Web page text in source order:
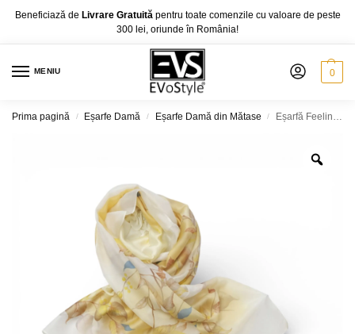
Beneficiază de Livrare Gratuită pentru toate comenzile cu valoare de peste
300 lei, oriunde în România!
MENIU 0
Prima pagină / Eșarfe Damă / Eșarfe Damă din Mătase / Eșarfă Feeling Silk – Alexa G&D-203 (85×180 cm) | Golden Bloom, Cutie Cadou